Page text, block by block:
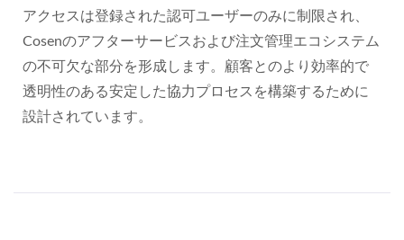
アクセスは登録された認可ユーザーのみに制限され、
Cosenのアフターサービスおよび注文管理エコシステム
の不可欠な部分を形成します。顧客とのより効率的で
透明性のある安定した協力プロセスを構築するために
設計されています。